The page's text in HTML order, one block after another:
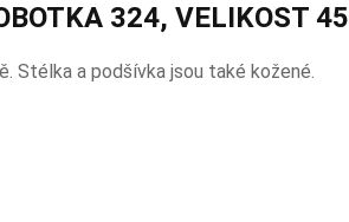
324, VELIKOST 45
Stélka a podšívka jsou také kožené.